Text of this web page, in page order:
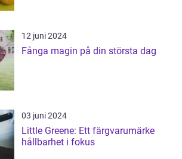
12 juni 2024
Fånga magin på din största dag
03 juni 2024
Little Greene: Ett färgvarumärke
hållbarhet i fokus